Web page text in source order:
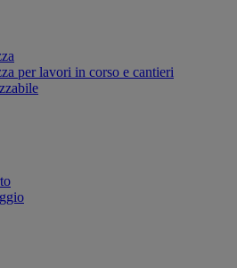
per lavori in corso e cantieri